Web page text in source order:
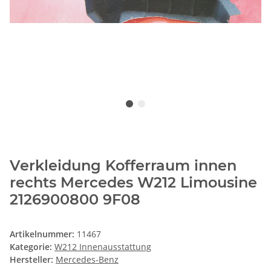
Verkleidung Kofferraum innen
rechts Mercedes W212 Limousine
2126900800 9F08
Artikelnummer: 11467
Kategorie: W212 Innenausstattung
Hersteller: Mercedes-Benz